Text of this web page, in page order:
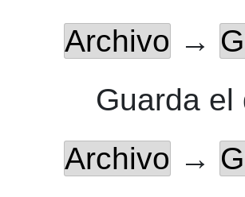
Archivo →
Guarda el
Archivo →